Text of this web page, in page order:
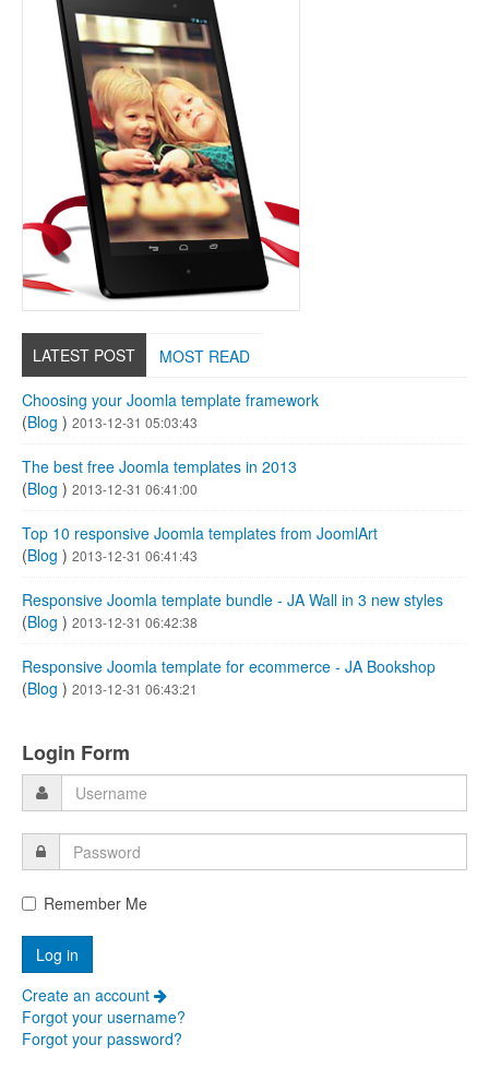
LATEST POST
MOST READ
Choosing your Joomla template framework
(Blog ) 2013-12-31 05:03:43
The best free Joomla templates in 2013
(Blog ) 2013-12-31 06:41:00
Top 10 responsive Joomla templates from JoomlArt
(Blog ) 2013-12-31 06:41:43
Responsive Joomla template bundle - JA Wall in 3 new styles
(Blog ) 2013-12-31 06:42:38
Responsive Joomla template for ecommerce - JA Bookshop
(Blog ) 2013-12-31 06:43:21
Login Form
Remember Me
Create an account
Forgot your username?
Forgot your password?